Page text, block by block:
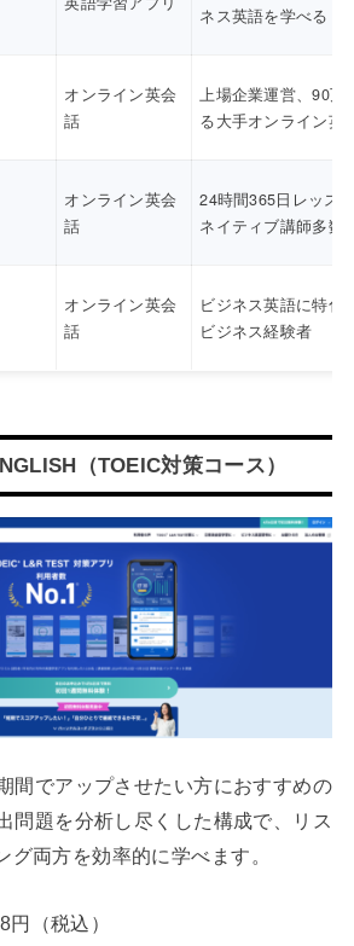
ネス英語を学べる
オンライン英会
話
上場企業運営、90万
る大手オンライン英
オンライン英会
話
24時間365日レッス
ネイティブ講師多数
オンライン英会
話
ビジネス英語に特化
ビジネス経験者
（TOEIC対策コース）
間でアップさせたい方におすすめの
問題を分析し尽くした構成で、リス
グ両方を効率的に学べます。
円（税込）